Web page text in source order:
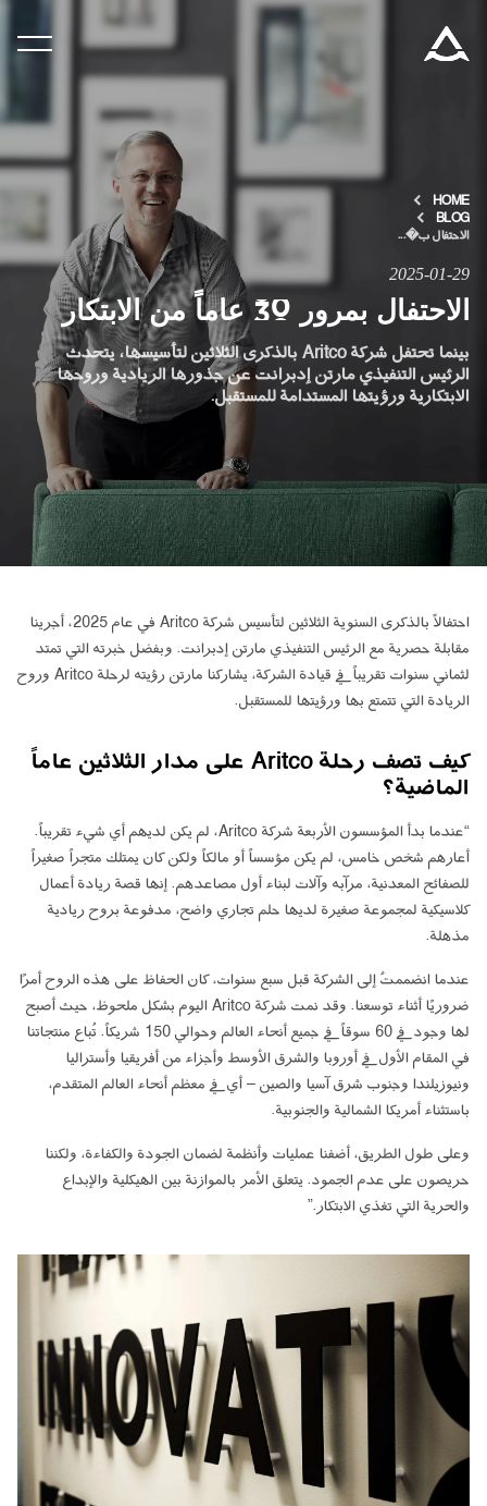
المنتجات
التكنولوجيا والسلامة
المدونة والأخبار
نبذة عن ARITCO
للمحترفين
اطلب جهاز هوم كيت الرقمي
ابق على تواصل معنا
اطلب تقدير السعر
FAQ
ابق على تواصل معنا
AR
HOME
BLOG
الاحتفال ب�...
2025-01-29
الاحتفال بمرور 30 عاماً من الابتكار
بينما تحتفل شركة Aritco بالذكرى الثلاثين لتأسيسها، يتحدث
الرئيس التنفيذي مارتن إدبرانت عن جذورها الريادية وروحها
الابتكارية ورؤيتها المستدامة للمستقبل.
احتفالاً بالذكرى السنوية الثلاثين لتأسيس شركة Aritco في عام 2025، أجرينا
مقابلة حصرية مع الرئيس التنفيذي مارتن إدبرانت. وبفضل خبرته التي تمتد
لثماني سنوات تقريباً في قيادة الشركة، يشاركنا مارتن رؤيته لرحلة Aritco وروح
الريادة التي تتمتع بها ورؤيتها للمستقبل.
كيف تصف رحلة Aritco على مدار الثلاثين عاماً
الماضية؟
“عندما بدأ المؤسسون الأربعة شركة Aritco، لم يكن لديهم أي شيء تقريباً.
أعارهم شخص خامس، لم يكن مؤسساً أو مالكاً ولكن كان يمتلك متجراً صغيراً
للصفائح المعدنية، مرآبه وآلات لبناء أول مصاعدهم. إنها قصة ريادة أعمال
كلاسيكية لمجموعة صغيرة لديها حلم تجاري واضح، مدفوعة بروح ريادية
مذهلة.
عندما انضممتُ إلى الشركة قبل سبع سنوات، كان الحفاظ على هذه الروح أمرًا
ضروريًا أثناء توسعنا. وقد نمت شركة Aritco اليوم بشكل ملحوظ، حيث أصبح
لها وجود في 60 سوقاً في جميع أنحاء العالم وحوالي 150 شريكاً. تُباع منتجاتنا
في المقام الأول في أوروبا والشرق الأوسط وأجزاء من أفريقيا وأستراليا
ونيوزيلندا وجنوب شرق آسيا والصين – أي في معظم أنحاء العالم المتقدم،
باستثناء أمريكا الشمالية والجنوبية.
وعلى طول الطريق، أضفنا عمليات وأنظمة لضمان الجودة والكفاءة، ولكننا
حريصون على عدم الجمود. يتعلق الأمر بالموازنة بين الهيكلية والإبداع
والحرية التي تغذي الابتكار.”